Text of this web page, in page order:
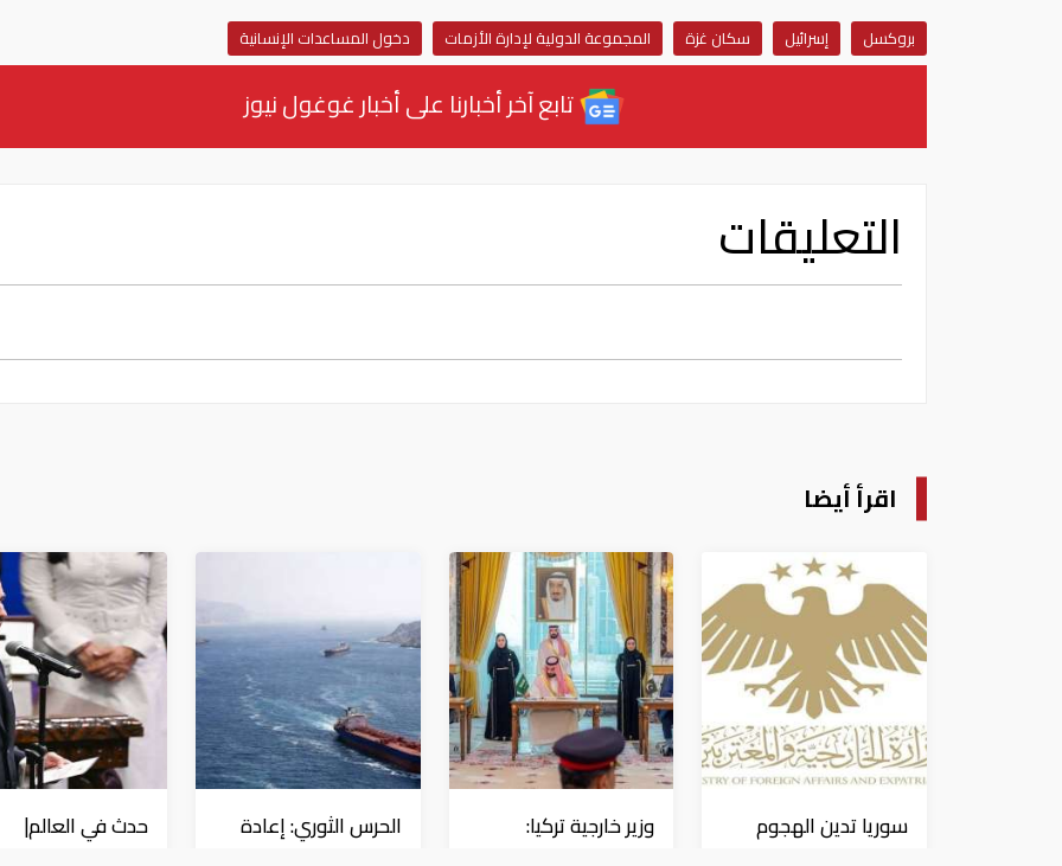
بروكسل إسرائيل سكان غزة المجموعة الدولية لإدارة الأزمات دخول المساعدات الإنسانية
تابع آخر أخبارنا على أخبار غوغول نيوز
التعليقات
اقرأ أيضا
سوريا تدين الهجوم
وزير خارجية تركيا:
الحرس الثوري: إعادة
حدث في العالم|